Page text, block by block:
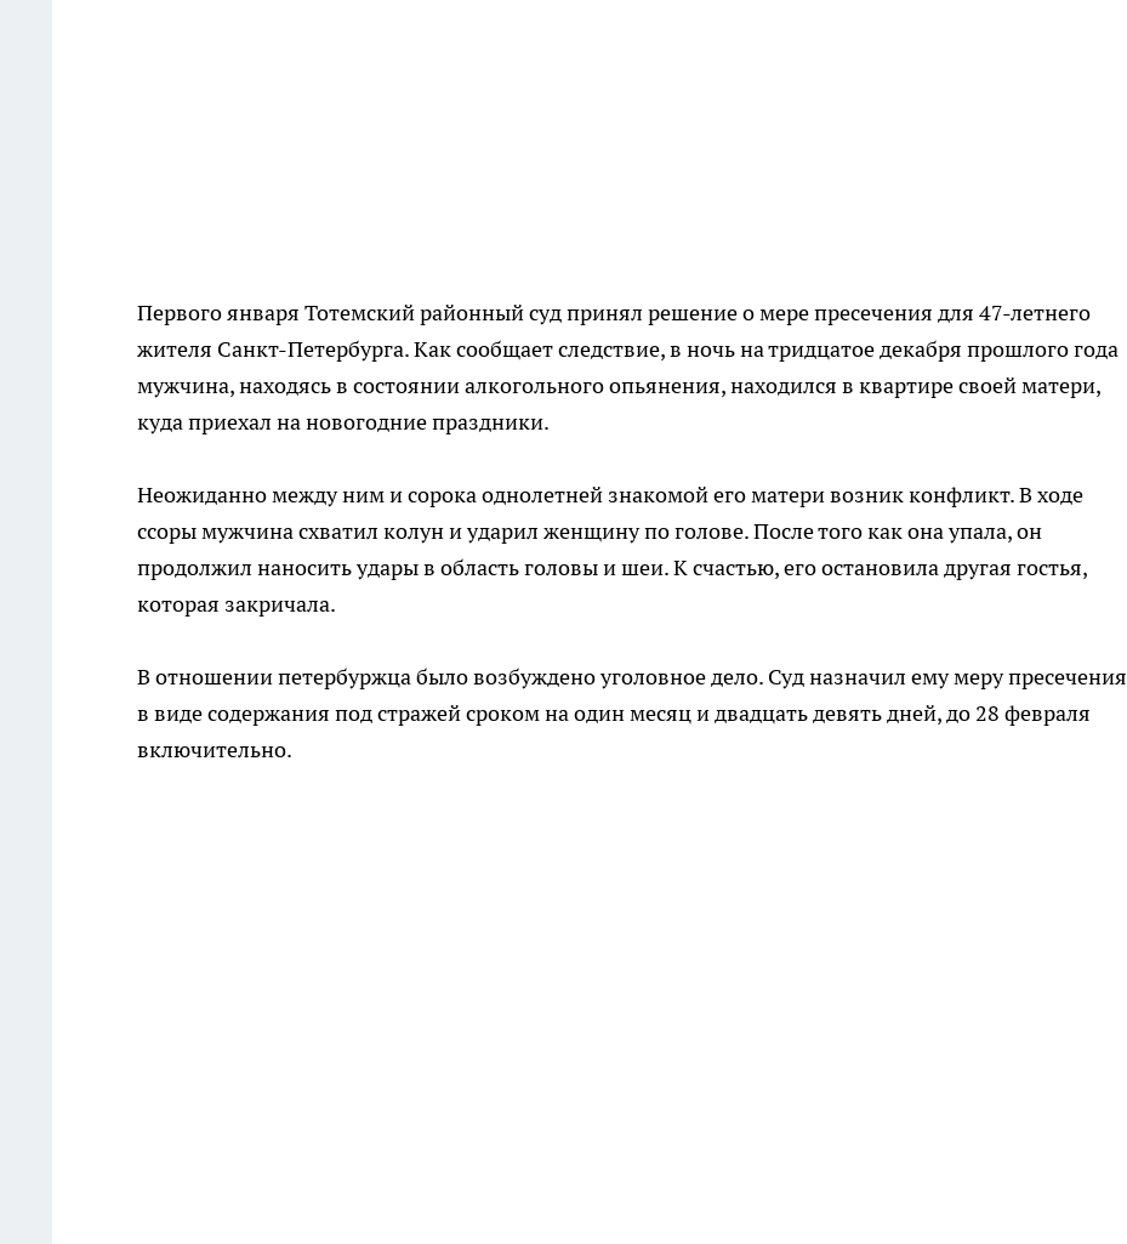
Первого января Тотемский районный суд принял решение о мере пресечения для 47-летнего
жителя Санкт-Петербурга. Как сообщает следствие, в ночь на тридцатое декабря прошлого года
мужчина, находясь в состоянии алкогольного опьянения, находился в квартире своей матери,
куда приехал на новогодние праздники.
Неожиданно между ним и сорока однолетней знакомой его матери возник конфликт. В ходе
ссоры мужчина схватил колун и ударил женщину по голове. После того как она упала, он
продолжил наносить удары в область головы и шеи. К счастью, его остановила другая гостья,
которая закричала.
В отношении петербуржца было возбуждено уголовное дело. Суд назначил ему меру пресечения
в виде содержания под стражей сроком на один месяц и двадцать девять дней, до 28 февраля
включительно.